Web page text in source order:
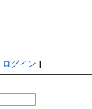
ログイン ]